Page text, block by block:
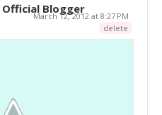
Official Blogger
March 12, 2012 at 8:27 PM
delete